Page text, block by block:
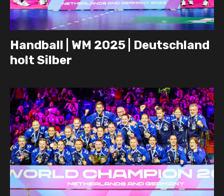
Handball | WM 2025 | Deutschland
holt Silber